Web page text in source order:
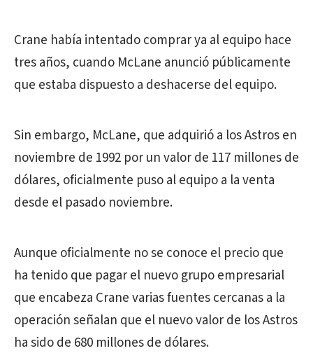
Crane había intentado comprar ya al equipo hace
tres años, cuando McLane anunció públicamente
que estaba dispuesto a deshacerse del equipo.
Sin embargo, McLane, que adquirió a los Astros en
noviembre de 1992 por un valor de 117 millones de
dólares, oficialmente puso al equipo a la venta
desde el pasado noviembre.
Aunque oficialmente no se conoce el precio que
ha tenido que pagar el nuevo grupo empresarial
que encabeza Crane varias fuentes cercanas a la
operación señalan que el nuevo valor de los Astros
ha sido de 680 millones de dólares.